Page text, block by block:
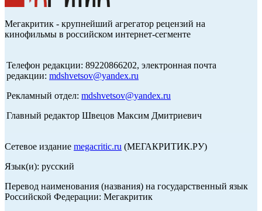
Мегакритик - крупнейший агрегатор рецензий на
кинофильмы в российском интернет-сегменте
Телефон редакции: 89220866202, электронная почта
редакции: mdshvetsov@yandex.ru
Рекламный отдел: mdshvetsov@yandex.ru
Главный редактор Швецов Максим Дмитриевич
Сетевое издание megacritic.ru (МЕГАКРИТИК.РУ)
Язык(и): русский
Перевод наименования (названия) на государственный язык
Российской Федерации: Мегакритик